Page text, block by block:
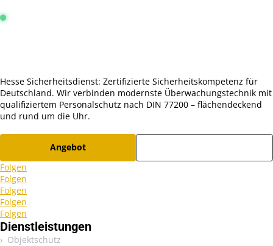
Leitstelle Frankfurt:
Hesse Sicherheitsdienst: Zertifizierte Sicherheitskompetenz für
Deutschland. Wir verbinden modernste Überwachungstechnik mit
qualifiziertem Personalschutz nach DIN 77200 – flächendeckend
und rund um die Uhr.
Angebot
Folgen
Folgen
Folgen
Folgen
Folgen
Dienstleistungen
Objektschutz